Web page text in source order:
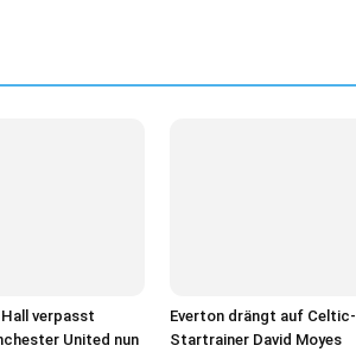
verpasst
United nun
Everton drängt auf Celtic-
Startrainer David Moyes